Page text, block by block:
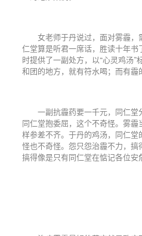
女老师于丹说过，面对雾霾，
仁堂算是听君一席话，胜读十年
时提供了一副处方，以“心灵鸡汤”
和团的地方，就有符水喝；而有霾
一副抗霾药要一千元，同仁
同仁堂抱委屈，这个不奇怪。雾
样参差不齐。于丹的鸡汤，同仁
怪也不奇怪。怨只怨治霾不力，搞
搞得像是只有同仁堂在惦记各位安